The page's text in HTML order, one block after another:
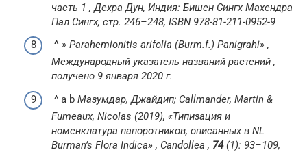
часть 1 , Дехра Дун, Индия: Бишен Сингх Махендра
Пал Сингх, стр. 246–248, ISBN978-81-211-0952-9
^ » Parahemionitis arifolia (Burm.f.) Panigrahi» ,
Международный указатель названий растений ,
получено 9января 2020 г.
^ a b Мазумдар, Джайдип; Callmander, Martin &
Fumeaux, Nicolas (2019), «Типизация и
номенклатура папоротников, описанных в NL
Burman’s Flora Indica» , Candollea , 74(1): 93–109,